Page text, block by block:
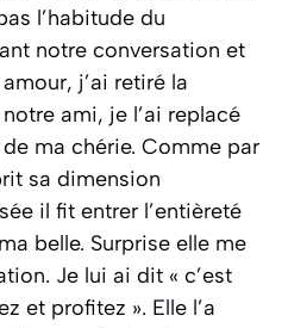
l’habitude du
notre conversation et
j’ai retiré la
ami, je l’ai replacé
ma chérie. Comme par
sa dimension
il fit entrer l’entièreté
belle. Surprise elle me
Je lui ai dit « c’est
et profitez ». Elle l’a